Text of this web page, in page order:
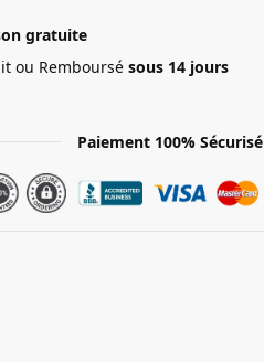
gratuite
ou Remboursésous 14 jours
Paiement 100% Sécurisé